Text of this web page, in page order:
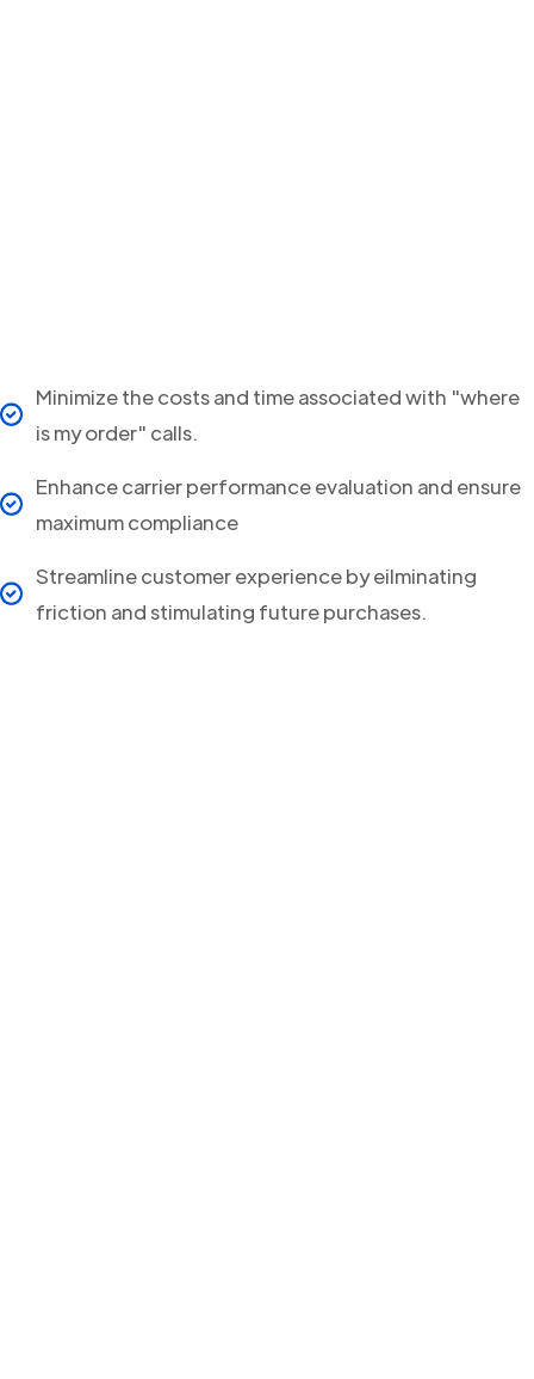
Minimize the costs and time associated with "where
is my order" calls.
Enhance carrier performance evaluation and ensure
maximum compliance
Streamline customer experience by eilminating
friction and stimulating future purchases.